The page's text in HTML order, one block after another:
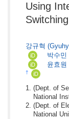
Using
강규혁
iD 박수민
iD 윤효원
† iD
(Dept. of
National
(Dept. of
National